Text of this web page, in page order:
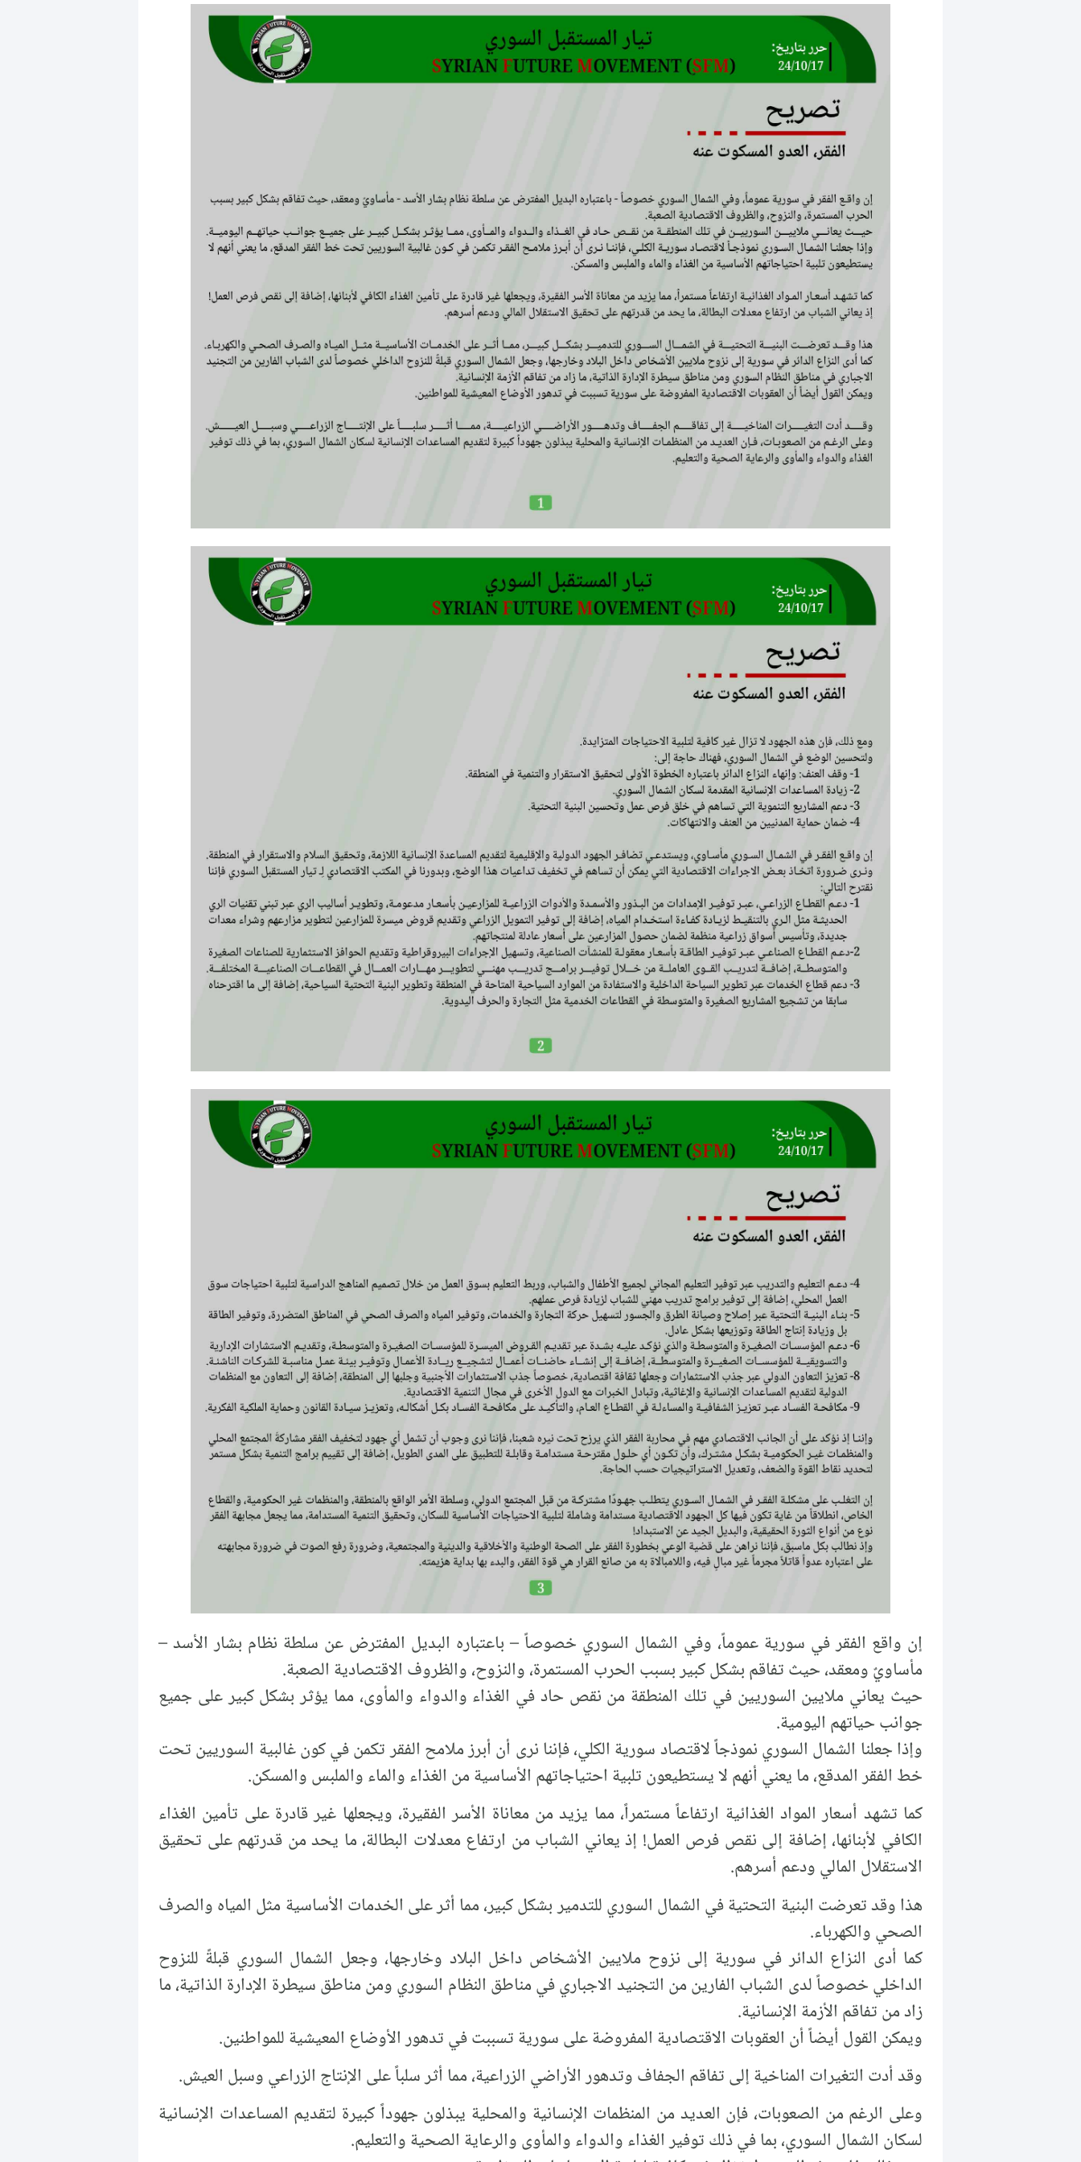
إن واقع الفقر في سورية عموماً، وفي الشمال السوري خصوصاً – باعتباره البديل المفترض عن سلطة نظام بشار الأسد –
مأساويٌ ومعقد، حيث تفاقم بشكل كبير بسبب الحرب المستمرة، والنزوح، والظروف الاقتصادية الصعبة.
حيث يعاني ملايين السوريين في تلك المنطقة من نقص حاد في الغذاء والدواء والمأوى، مما يؤثر بشكل كبير على جميع
جوانب حياتهم اليومية.
وإذا جعلنا الشمال السوري نموذجاً لاقتصاد سورية الكلي، فإننا نرى أن أبرز ملامح الفقر تكمن في كون غالبية السوريين تحت
خط الفقر المدقع، ما يعني أنهم لا يستطيعون تلبية احتياجاتهم الأساسية من الغذاء والماء والملبس والمسكن.
كما تشهد أسعار المواد الغذائية ارتفاعاً مستمراً، مما يزيد من معاناة الأسر الفقيرة، ويجعلها غير قادرة على تأمين الغذاء
الكافي لأبنائها، إضافة إلى نقص فرص العمل! إذ يعاني الشباب من ارتفاع معدلات البطالة، ما يحد من قدرتهم على تحقيق
الاستقلال المالي ودعم أسرهم.
هذا وقد تعرضت البنية التحتية في الشمال السوري للتدمير بشكل كبير، مما أثر على الخدمات الأساسية مثل المياه والصرف
الصحي والكهرباء.
كما أدى النزاع الدائر في سورية إلى نزوح ملايين الأشخاص داخل البلاد وخارجها، وجعل الشمال السوري قبلةً للنزوح
الداخلي خصوصاً لدى الشباب الفارين من التجنيد الاجباري في مناطق النظام السوري ومن مناطق سيطرة الإدارة الذاتية، ما
زاد من تفاقم الأزمة الإنسانية.
ويمكن القول أيضاً أن العقوبات الاقتصادية المفروضة على سورية تسببت في تدهور الأوضاع المعيشية للمواطنين.
وقد أدت التغيرات المناخية إلى تفاقم الجفاف وتدهور الأراضي الزراعية، مما أثر سلباً على الإنتاج الزراعي وسبل العيش.
وعلى الرغم من الصعوبات، فإن العديد من المنظمات الإنسانية والمحلية يبذلون جهوداً كبيرة لتقديم المساعدات الإنسانية
لسكان الشمال السوري، بما في ذلك توفير الغذاء والدواء والمأوى والرعاية الصحية والتعليم.